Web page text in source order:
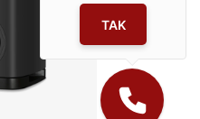
TAK